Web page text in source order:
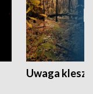
Uwaga